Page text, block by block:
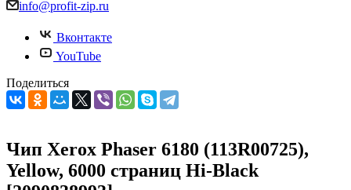
info@profit-zip.ru
Вконтакте
YouTube
Поделиться
Чип Xerox Phaser 6180 (113R00725),
Yellow, 6000 страниц Hi-Black